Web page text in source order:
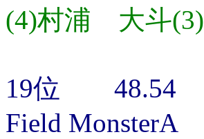
(4)村浦 大斗(3)
19位 48.54
Field MonsterA